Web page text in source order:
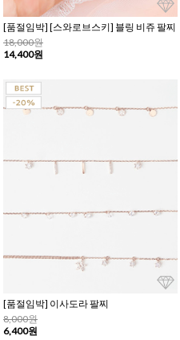
[품절임박] [스와로브스키] 블링 비쥬 팔찌
18,000원
14,400원
[품절임박] 이사도라 팔찌
8,000원
6,400원